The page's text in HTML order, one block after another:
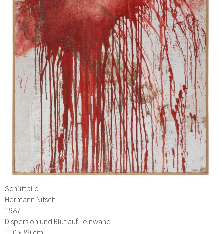
Schüttbild
Hermann Nitsch
1987
Dispersion und Blut auf Leinwand
110 x 89 cm